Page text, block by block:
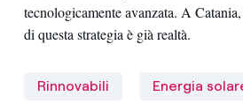
tecnologicamente avanzata. A
di questa strategia è già realtà.
Rinnovabili Energia